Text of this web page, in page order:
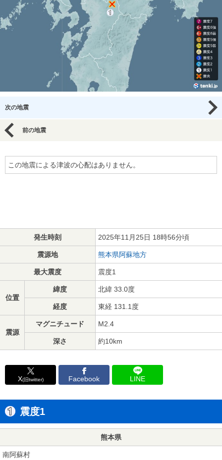
次の地震
前の地震
この地震による津波の心配はありません。
発生時刻 2025年11月25日 18時56分頃
震源地 熊本県阿蘇地方
最大震度 震度1
位置
緯度 北緯 33.0度
経度 東経 131.1度
震源
マグニチュード M2.4
深さ 約10km
X(旧twitter) Facebook LINE
震度1
熊本県
南阿蘇村